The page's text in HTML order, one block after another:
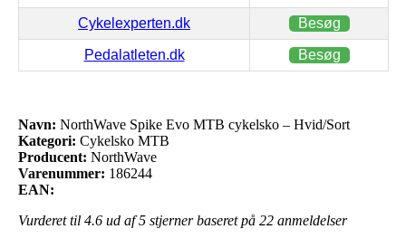
Cykelexperten.dk Besøg
Pedalatleten.dk Besøg
Navn: NorthWave Spike Evo MTB cykelsko – Hvid/Sort
Kategori: Cykelsko MTB
Producent: NorthWave
Varenummer: 186244
EAN:
Vurderet til 4.6 ud af 5 stjerner baseret på 22 anmeldelser